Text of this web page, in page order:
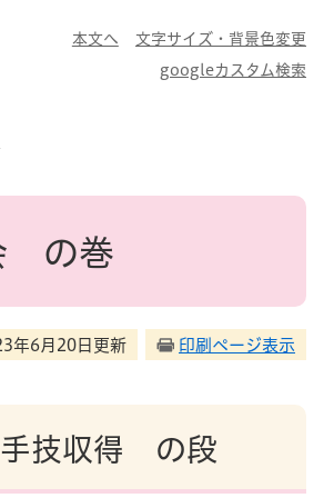
本文へ
文字サイズ・背景色変更
googleカスタム検索
の巻
年6月20日更新 印刷ページ表示
手技収得 の段